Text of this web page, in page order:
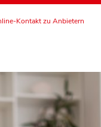
Kontakt zu Anbietern